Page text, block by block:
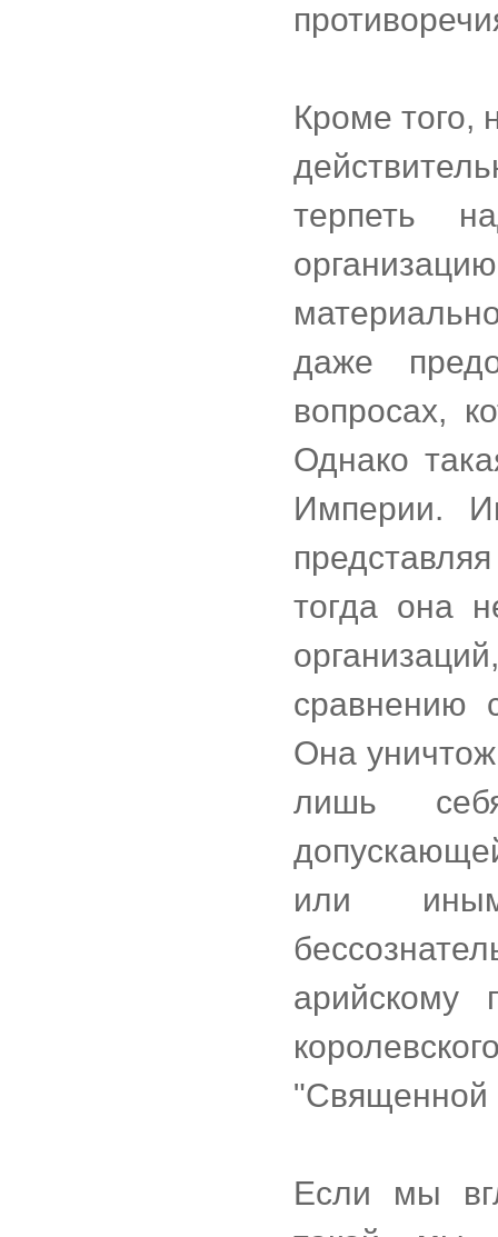
Кроме того,
терпеть
даже
вопросах,
Однако
Империи.
тогда она
сравнению
Она
лишь
или
арийскому
"Священной
Если мы